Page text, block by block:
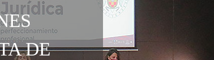
DE